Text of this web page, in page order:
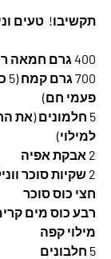
תקשיבו!  טעים
400 גרם חמאה רכה
פעמי חם)
5 חלמונים (את
למילוי)
2 אבקת אפיה
2 שקיות סוכר ווניל
חצי כוס סוכר
רבע כוס מים
מילוי קפה
5 חלבונים